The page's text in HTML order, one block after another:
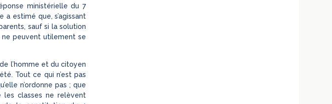
ministérielle du 7
estimé que, s’agissant
sauf si la solution
peuvent utilement se
l’homme et du citoyen
Tout ce qui n’est pas
n’ordonne pas ; que
les classes ne relèvent